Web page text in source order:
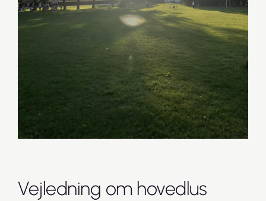
Vejledning om hovedlus